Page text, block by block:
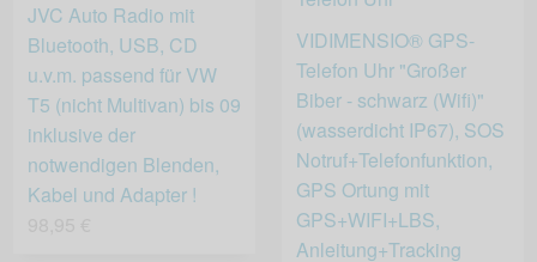
JVC Auto Radio mit
Bluetooth, USB, CD
u.v.m. passend für VW
T5 (nicht Multivan) bis 09
inklusive der
notwendigen Blenden,
Kabel und Adapter !
VIDIMENSIO® GPS-
Telefon Uhr "Großer
Biber - schwarz (Wifi)"
(wasserdicht IP67), SOS
Notruf+Telefonfunktion,
GPS Ortung mit
GPS+WIFI+LBS,
Anleitung+Tracking